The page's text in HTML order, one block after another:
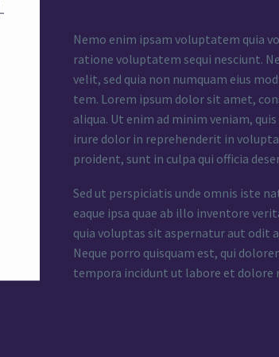
Nemo enim ipsam voluptatem quia
ratione voluptatem sequi nesciunt.
velit, sed quia non numquam eius
tem. Lorem ipsum dolor sit amet,
aliqua. Ut enim ad minim veniam,
irure dolor in reprehenderit in
proident, sunt in culpa qui officia
Sed ut perspiciatis unde omnis iste
eaque ipsa quae ab illo inventore
quia voluptas sit aspernatur aut odit
Neque porro quisquam est, qui
tempora incidunt ut labore et dolore